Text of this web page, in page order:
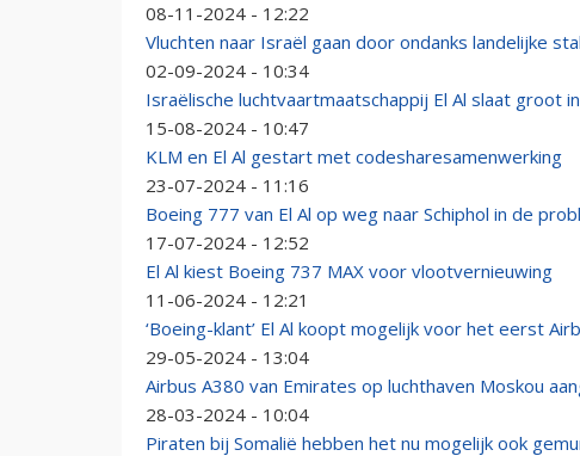
08-11-2024 - 12:22
Vluchten naar Israël gaan door ondanks landelijke
02-09-2024 - 10:34
Israëlische luchtvaartmaatschappij El Al slaat groot
15-08-2024 - 10:47
KLM en El Al gestart met codesharesamenwerking
23-07-2024 - 11:16
Boeing 777 van El Al op weg naar Schiphol in de
17-07-2024 - 12:52
El Al kiest Boeing 737 MAX voor vlootvernieuwing
11-06-2024 - 12:21
‘Boeing-klant’ El Al koopt mogelijk voor het eerst
29-05-2024 - 13:04
Airbus A380 van Emirates op luchthaven Moskou
28-03-2024 - 10:04
Piraten bij Somalië hebben het nu mogelijk ook